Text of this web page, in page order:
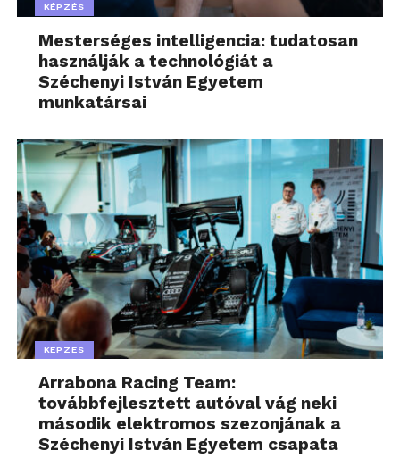
KÉPZÉS
Mesterséges intelligencia: tudatosan
használják a technológiát a
Széchenyi István Egyetem
munkatársai
KÉPZÉS
Arrabona Racing Team:
továbbfejlesztett autóval vág neki
második elektromos szezonjának a
Széchenyi István Egyetem csapata